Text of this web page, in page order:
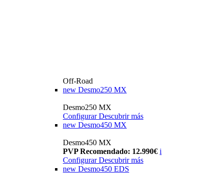
Off-Road
new Desmo250 MX
Desmo250 MX
Configurar Descubrir más
new Desmo450 MX
Desmo450 MX
PVP Recomendado: 12.990€ i
Configurar Descubrir más
new Desmo450 EDS